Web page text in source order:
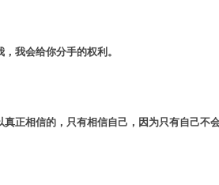
我会给你分手的权利。
真正相信的，只有相信自己，因为只有自己不